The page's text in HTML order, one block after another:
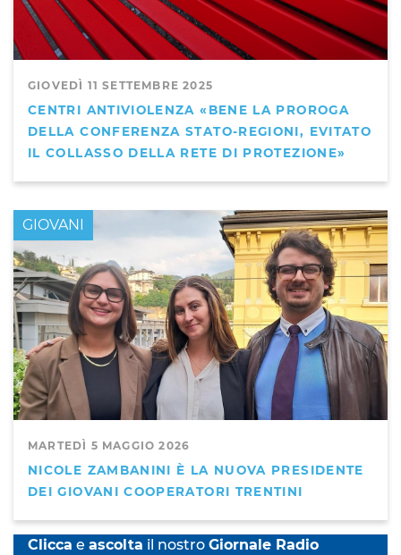
GIOVEDÌ 11 SETTEMBRE 2025
CENTRI ANTIVIOLENZA «BENE LA PROROGA
DELLA CONFERENZA STATO-REGIONI, EVITATO
IL COLLASSO DELLA RETE DI PROTEZIONE»
MARTEDÌ 5 MAGGIO 2026
NICOLE ZAMBANINI È LA NUOVA PRESIDENTE
DEI GIOVANI COOPERATORI TRENTINI
GIOVANI
Clicca e ascolta il nostro Giornale Radio